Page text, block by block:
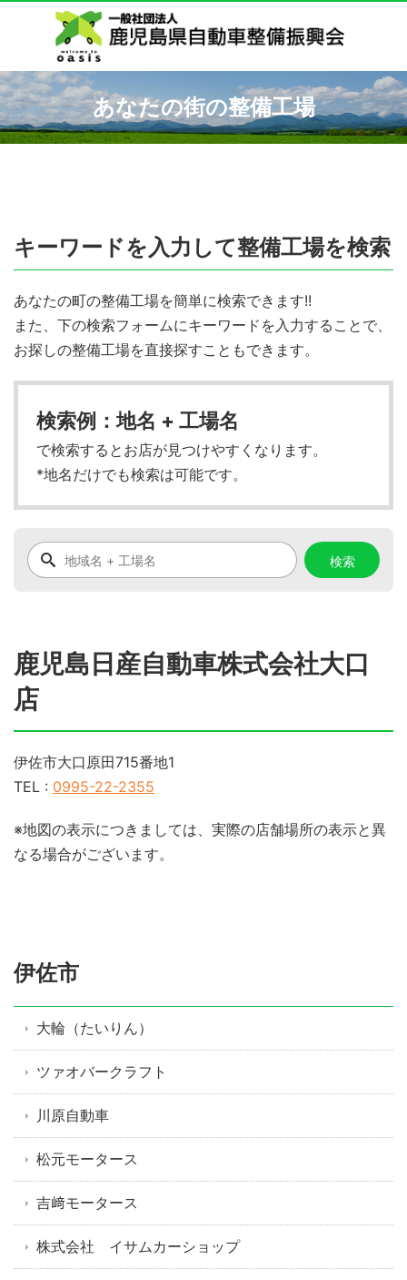
あなたの街の整備工場
キーワードを入力して整備工場を検索
あなたの町の整備工場を簡単に検索できます!!
また、下の検索フォームにキーワードを入力することで、
お探しの整備工場を直接探すこともできます。
検索例：地名 + 工場名
で検索するとお店が見つけやすくなります。
*地名だけでも検索は可能です。
鹿児島日産自動車株式会社大口
店
伊佐市大口原田715番地1
TEL : 0995-22-2355
※地図の表示につきましては、実際の店舗場所の表示と異
なる場合がございます。
伊佐市
大輪（たいりん）
ツァオバークラフト
川原自動車
松元モータース
吉﨑モータース
株式会社 イサムカーショップ